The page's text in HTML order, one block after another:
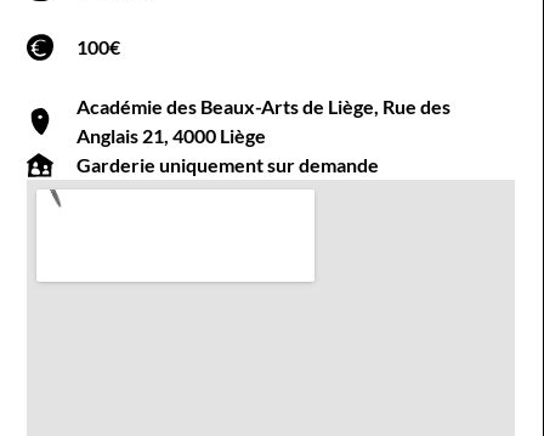
100€
Académie des Beaux-Arts de Liège, Rue des
Anglais 21, 4000 Liège
Garderie uniquement sur demande